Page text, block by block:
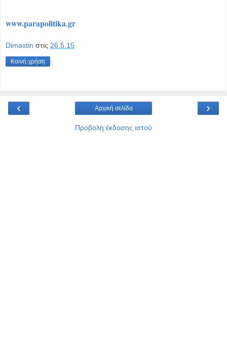
www.parapolitika.gr
Dimastin στις 26.5.15
Κοινή χρήση
‹ ›
Αρχική σελίδα
Προβολή έκδοσης ιστού